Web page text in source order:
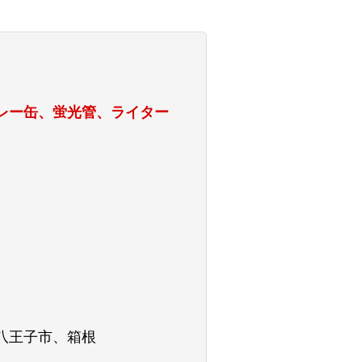
ー缶、蛍光管、ライター
王子市、箱根